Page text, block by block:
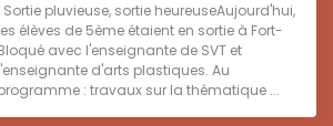
Sortie pluvieuse, sortie heureuseAujourd'hui,
élèves de 5ème étaient en sortie à Fort-
avec l'enseignante de SVT et
d'arts plastiques. Au
: travaux sur la thématique ...